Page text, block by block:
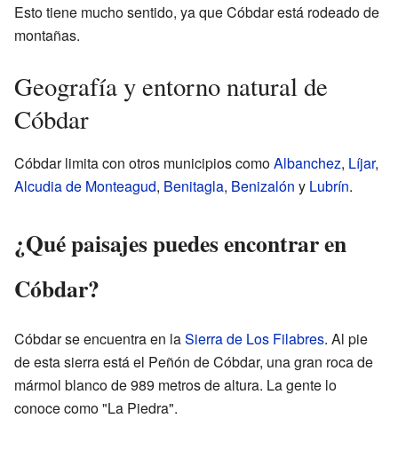
Esto tiene mucho sentido, ya que Cóbdar está rodeado de
montañas.
Geografía y entorno natural de
Cóbdar
Cóbdar limita con otros municipios comoAlbanchez, Líjar,
Alcudia de Monteagud, Benitagla, Benizalón y Lubrín.
¿Qué paisajes puedes encontrar en
Cóbdar?
Cóbdar se encuentra en laSierra de Los Filabres. Al pie
de esta sierra está el Peñón de Cóbdar, una gran roca de
mármol blanco de 989 metros de altura. La gente lo
conoce como "La Piedra".